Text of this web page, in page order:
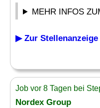
MEHR INFOS
▶ Zur Stellenanzeige
Job vor 8 Tagen bei
Nordex Group